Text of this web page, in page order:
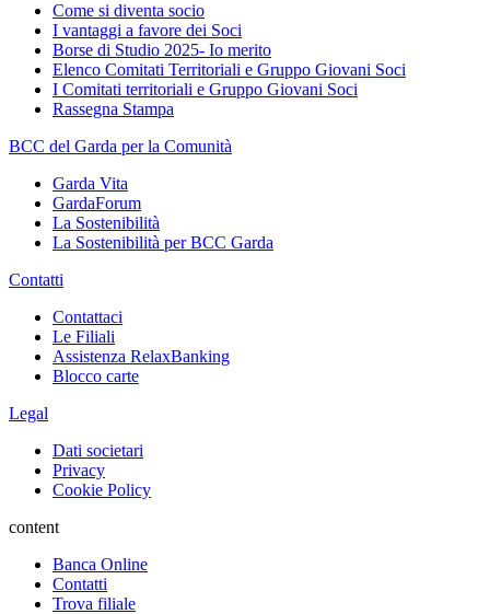
Come si diventa socio
I vantaggi a favore dei Soci
Borse di Studio 2025- Io merito
Elenco Comitati Territoriali e Gruppo Giovani Soci
I Comitati territoriali e Gruppo Giovani Soci
Rassegna Stampa
BCC del Garda per la Comunità
Garda Vita
GardaForum
La Sostenibilità
La Sostenibilità per BCC Garda
Contatti
Contattaci
Le Filiali
Assistenza RelaxBanking
Blocco carte
Legal
Dati societari
Privacy
Cookie Policy
content
Banca Online
Contatti
Trova filiale